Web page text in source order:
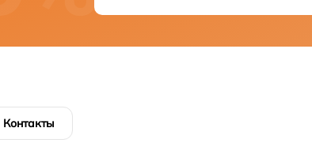
Контакты